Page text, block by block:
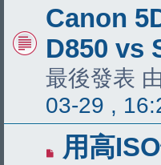
Canon
D850 vs
最後發表 由
03-29 ,
用高